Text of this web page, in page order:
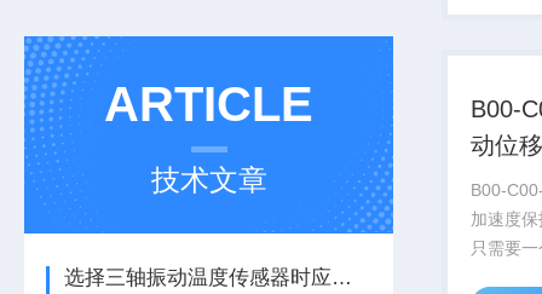
ARTICLE
技术文章
选择三轴振动温度传感器时应注意的细节
质量轻
B00-
动位
送器
B00-
加速度
只需要